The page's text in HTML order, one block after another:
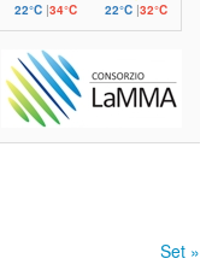
22°C|34°C 22°C |32°C
Set »